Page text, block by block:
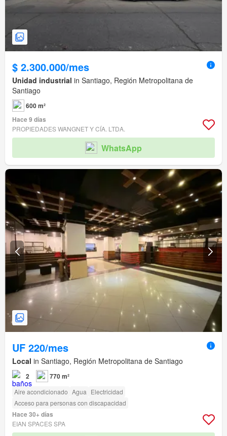
$ 2.300.000/mes
Unidad industrial in Santiago, Región Metropolitana de
Santiago
600 m²
Hace 9 días
PROPIEDADES WANGNET Y CÍA. LTDA.
WhatsApp
UF 220/mes
Local in Santiago, Región Metropolitana de Santiago
2 770 m²
Aire acondicionado Agua Electricidad
Acceso para personas con discapacidad
Hace 30+ días
EIAN SPACES SPA